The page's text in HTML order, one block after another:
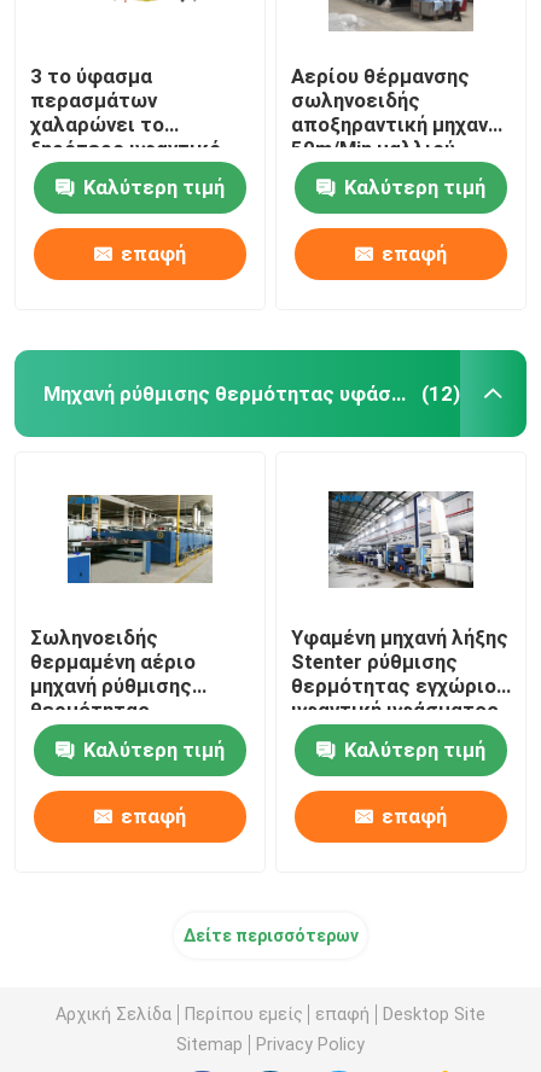
3 το ύφασμα
περασμάτων
χαλαρώνει το
ξηρότερο υφαντικό
μπλε λευκό μηχανών
ξήρανσηςΚαλύτερη τιμή
επαφή
Αερίου θέρμανσης
σωληνοειδής
αποξηραντική μηχανή
50m/Min μαλλιού
μηχανών υφάσματος
ξηρότερη προ
Καλύτερη τιμή
επαφή
Μηχανή ρύθμισης θερμότητας υφάσματος (12)
Σωληνοειδής
θερμαμένη αέριο
μηχανή ρύθμισης
θερμότητας
υφάσματος για τα
υφάσματα 2200mm
πετσετών
Καλύτερη τιμή
επαφή
Υφαμένη μηχανή λήξης
Stenter ρύθμισης
θερμότητας εγχώριου
υφαντική υφάσματος
θερμαμένη πετρέλαιο
Καλύτερη τιμή
επαφή
Δείτε περισσότερων
Αρχική Σελίδα Περίπου εμείς επαφή
Desktop Site
Sitemap
Privacy Policy